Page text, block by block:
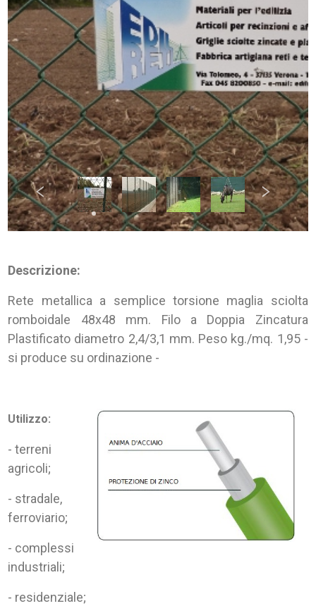
Descrizione:
Rete metallica a semplice torsione maglia sciolta
romboidale 48x48 mm. Filo a Doppia Zincatura
Plastificato diametro 2,4/3,1 mm. Peso kg./mq. 1,95 -
si produce su ordinazione -
Utilizzo:
- terreni
agricoli;
- stradale,
ferroviario;
- complessi
industriali;
- residenziale;